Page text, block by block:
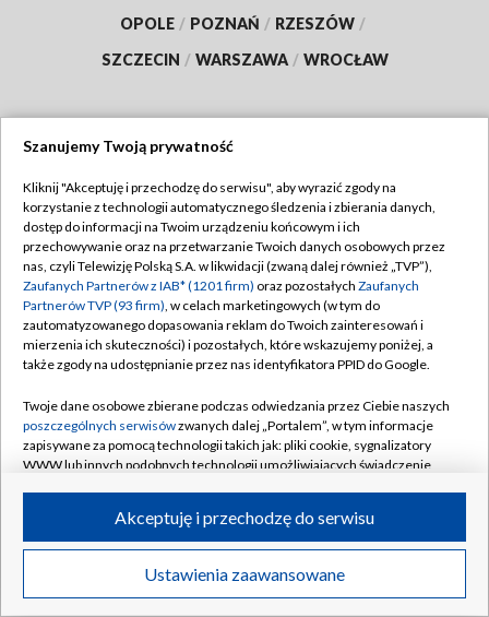
OPOLE / POZNAŃ / RZESZÓW /
SZCZECIN / WARSZAWA / WROCŁAW
TVP
Abonament TVP
Emisja w TVP
Centrum informacji TVP
Naziemna Telewizja Cyfrowa
Rada Programowa
System NOS
Informacje o nadawcy
Program dla prasy
Ogłoszenie przetargowe
Regulamin TVP
Polityka prywatności
Moje zgody
Pomoc
Kontakt
Kanały
©2026 Telewizja Polska S.A. w likwidacji
Szanujemy Twoją prywatność
Kliknij "Akceptuję i przechodzę do serwisu", aby wyrazić zgody na
korzystanie z technologii automatycznego śledzenia i zbierania danych,
dostęp do informacji na Twoim urządzeniu końcowym i ich
przechowywanie oraz na przetwarzanie Twoich danych osobowych przez
nas, czyli Telewizję Polską S.A. w likwidacji (zwaną dalej również „TVP”),
Zaufanych Partnerów z IAB* (1201 firm) oraz pozostałych Zaufanych
Partnerów TVP (93 firm), w celach marketingowych (w tym do
zautomatyzowanego dopasowania reklam do Twoich zainteresowań i
mierzenia ich skuteczności) i pozostałych, które wskazujemy poniżej, a
także zgody na udostępnianie przez nas identyfikatora PPID do Google.
Twoje dane osobowe zbierane podczas odwiedzania przez Ciebie naszych
poszczególnych serwisówzwanych dalej „Portalem”, w tym informacje
zapisywane za pomocą technologii takich jak: pliki cookie, sygnalizatory
WWW lub innych podobnych technologii umożliwiających świadczenie
ruchu w Internecie.
Twoje dane osobowe zbierane podczas odwiedzania przez Ciebie
poszczególnych serwisówna Portalu, takie jak adresy IP, identyfikatory
Ustawienia zaawansowane
Akceptuję i przechodzę do serwisu